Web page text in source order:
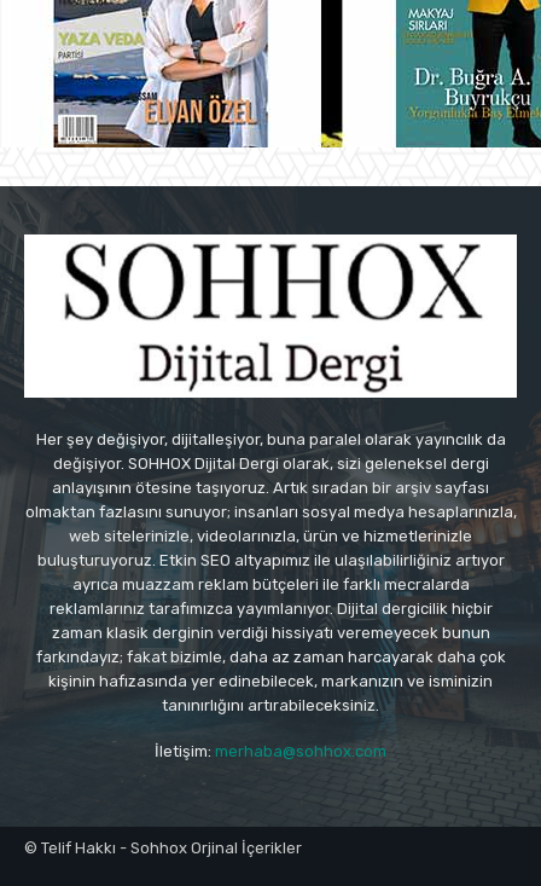
Her şey değişiyor, dijitalleşiyor, buna paralel olarak yayıncılık da
değişiyor. SOHHOX Dijital Dergi olarak, sizi geleneksel dergi
anlayışının ötesine taşıyoruz. Artık sıradan bir arşiv sayfası
olmaktan fazlasını sunuyor; insanları sosyal medya hesaplarınızla,
web sitelerinizle, videolarınızla, ürün ve hizmetlerinizle
buluşturuyoruz. Etkin SEO altyapımız ile ulaşılabilirliğiniz artıyor
ayrıca muazzam reklam bütçeleri ile farklı mecralarda
reklamlarınız tarafımızca yayımlanıyor. Dijital dergicilik hiçbir
zaman klasik derginin verdiği hissiyatı veremeyecek bunun
farkındayız; fakat bizimle, daha az zaman harcayarak daha çok
kişinin hafızasında yer edinebilecek, markanızın ve isminizin
tanınırlığını artırabileceksiniz.
İletişim: merhaba@sohhox.com
© Telif Hakkı - Sohhox Orjinal İçerikler